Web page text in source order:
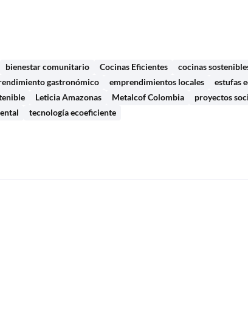
bienestar comunitario Cocinas Eficientes cocinas
gastronómico emprendimientos locales estufas
Leticia Amazonas Metalcof Colombia
proyectos
tecnología ecoeficiente